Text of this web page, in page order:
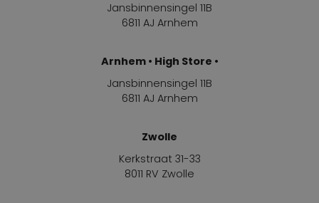
Jansbinnensingel 11B
6811 AJ Arnhem
Arnhem • High Store •
Jansbinnensingel 11B
6811 AJ Arnhem
Zwolle
Kerkstraat 31-33
8011 RV Zwolle